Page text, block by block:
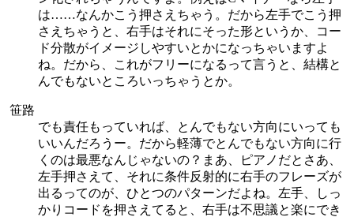
は……なんかこう押さえちゃう。だから左手でこう押
さえちゃうと、右手はそれにそった形というか、コー
ド分散がイメージしやすいとかになっちゃいますよ
ね。だから、これがフリーになるって言うと、結構と
んでもないところいっちゃうとか。
笹路
でも責任もっていれば、とんでもない方向にいっても
いいんだろうー。だから軽薄でとんでもない方向に行
くのは最悪なんじゃないの？まあ、ピアノだとさあ、
左手押さえて、それに条件反射的に右手のフレーズが
出るってのが、ひとつのパターンだよね。左手、しっ
かりコードを押さえてると、右手は不思議と楽にでき